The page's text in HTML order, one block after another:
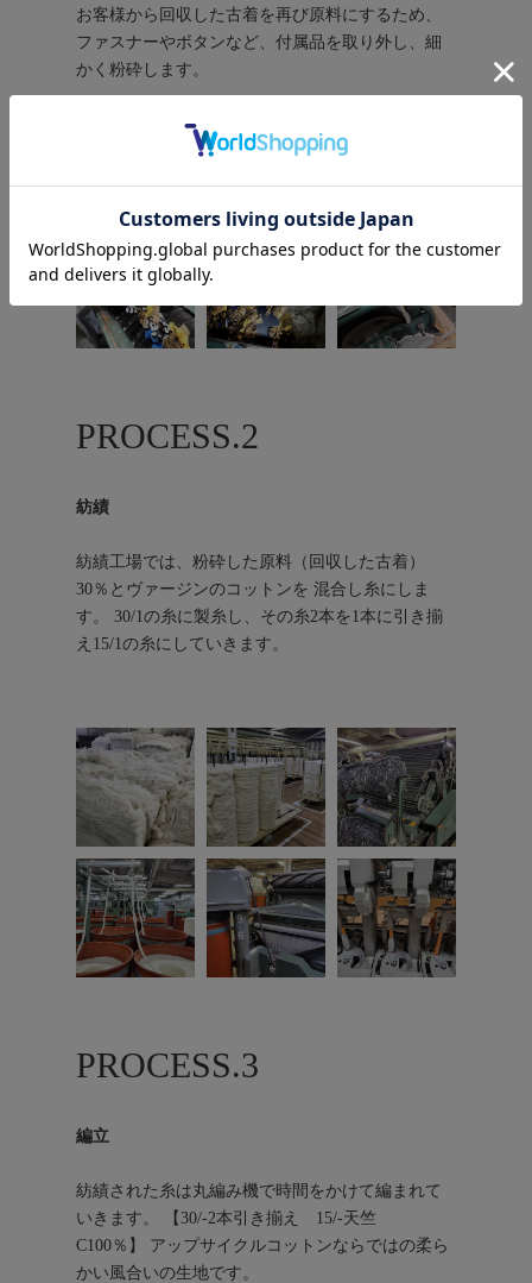
お客様から回収した古着を再び原料にするため、
ファスナーやボタンなど、付属品を取り外し、細
かく粉砕します。
PROCESS.2
紡績
紡績工場では、粉砕した原料（回収した古着）
30％とヴァージンのコットンを 混合し糸にしま
す。 30/1の糸に製糸し、その糸2本を1本に引き揃
え15/1の糸にしていきます。
PROCESS.3
編立
紡績された糸は丸編み機で時間をかけて編まれて
いきます。 【30/-2本引き揃え 15/-天竺
C100％】 アップサイクルコットンならではの柔ら
かい風合いの生地です。